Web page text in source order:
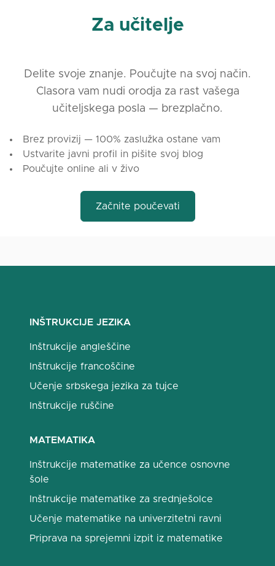
Za učitelje
Delite svoje znanje. Poučujte na svoj način.
Clasora vam nudi orodja za rast vašega
učiteljskega posla — brezplačno.
Brez provizij — 100% zaslužka ostane vam
Ustvarite javni profil in pišite svoj blog
Poučujte online ali v živo
Začnite poučevati
INŠTRUKCIJE JEZIKA
Inštrukcije angleščine
Inštrukcije francoščine
Učenje srbskega jezika za tujce
Inštrukcije ruščine
MATEMATIKA
Inštrukcije matematike za učence osnovne
šole
Inštrukcije matematike za srednješolce
Učenje matematike na univerzitetni ravni
Priprava na sprejemni izpit iz matematike